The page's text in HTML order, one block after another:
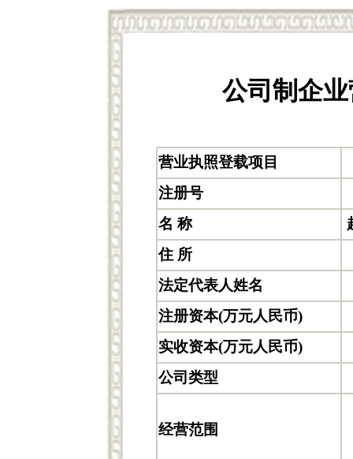
公司制企
营业执照登载项目
注册号
名 称
住 所
法定代表人姓名
注册资本(万元人民币)
实收资本(万元人民币)
公司类型
经营范围